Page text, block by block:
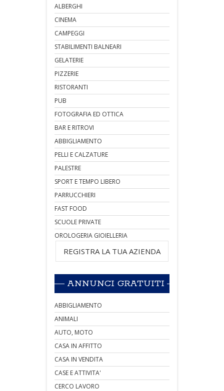
ALBERGHI
CINEMA
CAMPEGGI
STABILIMENTI BALNEARI
GELATERIE
PIZZERIE
RISTORANTI
PUB
FOTOGRAFIA ED OTTICA
BAR E RITROVI
ABBIGLIAMENTO
PELLI E CALZATURE
PALESTRE
SPORT E TEMPO LIBERO
PARRUCCHIERI
FAST FOOD
SCUOLE PRIVATE
OROLOGERIA GIOIELLERIA
REGISTRA LA TUA AZIENDA
ANNUNCI GRATUITI
ABBIGLIAMENTO
ANIMALI
AUTO, MOTO
CASA IN AFFITTO
CASA IN VENDITA
CASE E ATTIVITA'
CERCO LAVORO